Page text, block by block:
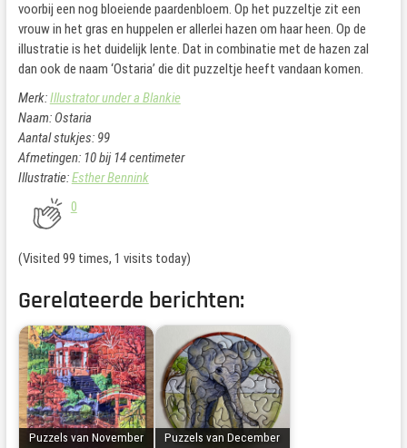
voorbij een nog bloeiende paardenbloem. Op het puzzeltje zit een
vrouw in het gras en huppelen er allerlei hazen om haar heen. Op de
illustratie is het duidelijk lente. Dat in combinatie met de hazen zal
dan ook de naam ‘Ostaria’ die dit puzzeltje heeft vandaan komen.
Merk:Illustrator under a Blankie
Naam: Ostaria
Aantal stukjes: 99
Afmetingen: 10 bij 14 centimeter
Illustratie:Esther Bennink
0
(Visited 99 times, 1 visits today)
Gerelateerde berichten:
Puzzels van November
Puzzels van December